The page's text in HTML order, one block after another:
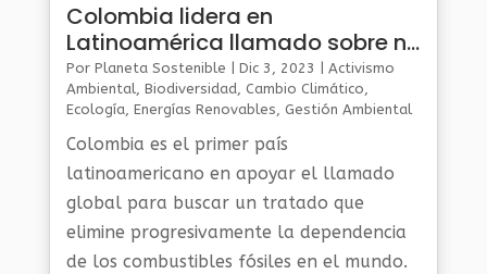
Colombia lidera en
Latinoamérica llamado sobre no
proliferación de combustibles
fósiles
Por Planeta Sostenible Dic 3, 2023
Activismo
Ambiental, Biodiversidad, Cambio Climático,
Ecología, Energías Renovables, Gestión Ambiental
Al Día, Planeta Verde
Colombia es el primer país
latinoamericano en apoyar el llamado
global para buscar un tratado que
elimine progresivamente la dependencia
de los combustibles fósiles en el mundo.